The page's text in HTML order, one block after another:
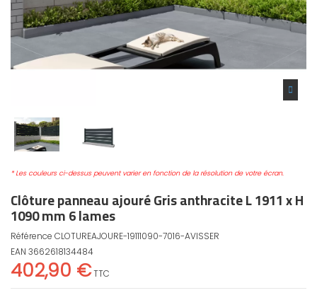
* Les couleurs ci-dessus peuvent varier en fonction de la résolution de votre écran.
Clôture panneau ajouré Gris anthracite L 1911 x H
1090 mm 6 lames
Référence CLOTUREAJOURE-19111090-7016-AVISSER
EAN 3662618134484
402,90 €TTC